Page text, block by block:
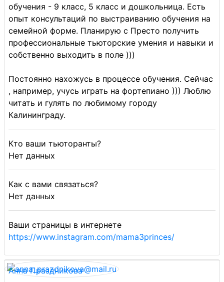
обучения - 9 класс, 5 класс и дошкольница. Есть
опыт консультаций по выстраиванию обучения на
семейной форме. Планирую с Престо получить
профессиональные тьюторские умения и навыки и
собственно выходить в поле )))
Постоянно нахожусь в процессе обучения. Сейчас
, например, учусь играть на фортепиано ))) Люблю
читать и гулять по любимому городу
Калининграду.
Кто ваши тьюторанты?
Нет данных
Как с вами связаться?
Нет данных
Ваши страницы в интернете
https://www.instagram.com/mama3princes/
Анна Праздникова